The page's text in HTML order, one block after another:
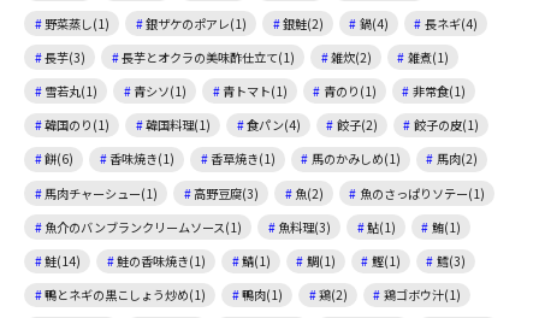
野菜蒸し(1)
銀ザケのポアレ(1) 銀鮭(2) 鍋(4)
長ネギ(4)
長芋(3)
長芋とオクラの美味酢仕立て(1) 雑炊(2)
雑煮(1)
雪若丸(1)
青シソ(1) 青トマト(1) 青のり(1)
非常食(1)
韓国のり(1)
韓国料理(1) 食パン(4) 餃子(2)
餃子の皮(1)
餅(6)
香味焼き(1) 香草焼き(1) 馬のかみしめ(1)
馬肉(2)
馬肉チャーシュー(1)
高野豆腐(3) 魚(2)
魚のさっぱりソテー(1)
魚介のバンブランクリームソース(1)
魚料理(3) 鮎(1)
鮪(1)
鮭(14)
鮭の香味焼き(1) 鯖(1) 鯛(1) 鰹(1)
鱈(3)
鴨とネギの黒こしょう炒め(1)
鴨肉(1) 鶏(2)
鶏ゴボウ汁(1)